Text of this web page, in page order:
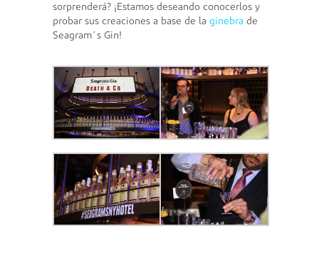
sorprenderá? ¡Estamos deseando conocerlos y
probar sus creaciones a base de la ginebra de
Seagram´s Gin!